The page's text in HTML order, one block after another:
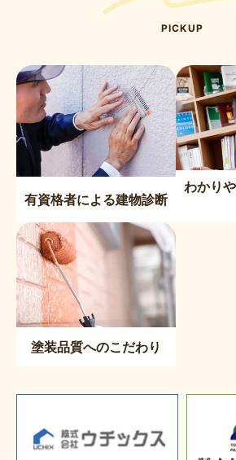
PICKUP
有資格者による建物診断
わかり
塗装品質へのこだわり